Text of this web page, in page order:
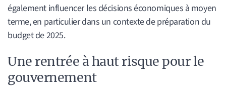
également influencer les décisions économiques à moyen
terme, en particulier dans un contexte de préparation du
budget de 2025.
Une rentrée à haut risque pour le
gouvernement